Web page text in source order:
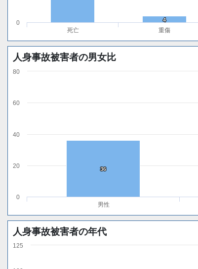
4
4
死亡 重傷
0
人身事故被害者の男女比
36
36
男性
0
20
40
60
80
人身事故被害者の年代
125